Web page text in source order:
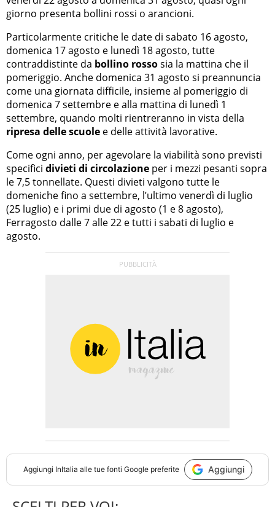
giorno presenta bollini rossi o arancioni.
Particolarmente critiche le date di sabato 16 agosto,
domenica 17 agosto e lunedì 18 agosto, tutte
contraddistinte da bollino rossosia la mattina che il
pomeriggio. Anche domenica 31 agosto si preannuncia
come una giornata difficile, insieme al pomeriggio di
domenica 7 settembre e alla mattina di lunedì 1
settembre, quando molti rientreranno in vista della
ripresa delle scuole e delle attività lavorative.
Come ogni anno, per agevolare la viabilità sono previsti
specifici divieti di circolazione per i mezzi pesanti sopra
le 7,5 tonnellate. Questi divieti valgono tutte le
domeniche fino a settembre, l’ultimo venerdì di luglio
(25 luglio) e i primi due di agosto (1 e 8 agosto),
Ferragosto dalle 7 alle 22 e tutti i sabati di luglio e
agosto.
Aggiungi InItalia alle tue fonti Google preferite Aggiungi